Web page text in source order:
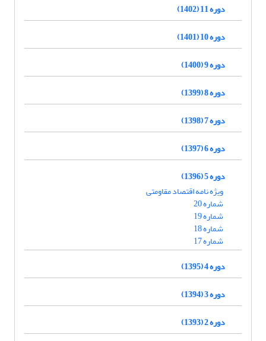
دوره 11 (1402)
دوره 10 (1401)
دوره 9 (1400)
دوره 8 (1399)
دوره 7 (1398)
دوره 6 (1397)
دوره 5 (1396)
ویژه نامه اقتصاد مقاومتی
شماره 20
شماره 19
شماره 18
شماره 17
دوره 4 (1395)
دوره 3 (1394)
دوره 2 (1393)